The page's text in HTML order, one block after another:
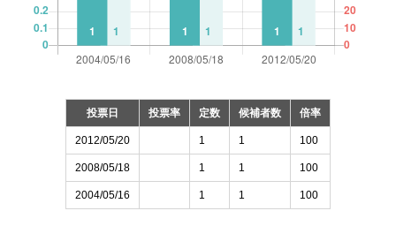
投票日 投票率 定数 候補者数 倍率
2012/05/20 1 1 100
2008/05/18 1 1 100
2004/05/16 1 1 100